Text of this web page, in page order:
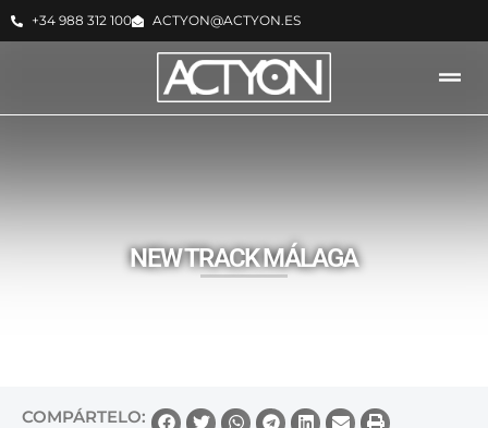
+34 988 312 100 ACTYON@ACTYON.ES
NEW TRACK MÁLAGA
COMPÁRTELO: